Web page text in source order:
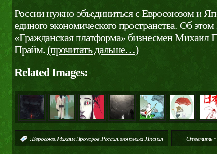
России нужно объединиться с Евросоюзом и
единого экономического пространства. Об
«Гражданская платформа» бизнесмен Михаил
Прайм. (прочитать дальше…)
Related Images:
:Евросоюз,Михаил Прохоров,Россия,экономика,Япония Ответить ↑